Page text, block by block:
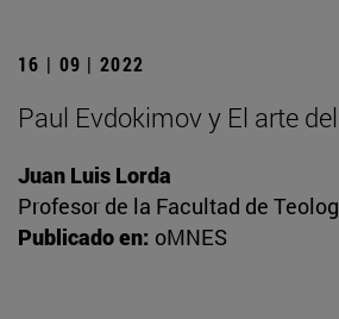
16 | 09 | 2022
Paul Evdokimov y El arte
Juan Luis Lorda
Profesor de la Facultad de
Publicado en: oMNES